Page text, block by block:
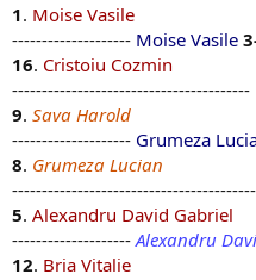
1. Moise Vasile
-------------------- Moise Vasile
16. Cristoiu Cozmin
----------------------------------------
9. Sava Harold
-------------------- Grumeza
8. Grumeza Lucian
5. Alexandru David Gabriel
-------------------- Alexandru
12. Bria Vitalie